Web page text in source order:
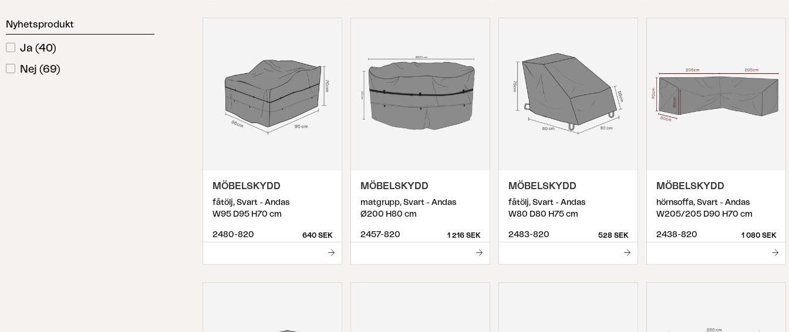
Solsäng(1)
Stapelstol
Utekök(
Nyhetsprodukt
Ja (40)
Nej (69)
MÖBELSKYDD
fåtölj, Svart - Andas
W95 D95 H70 cm
2480-820 640 SEK
MÖBELSKYDD
matgrupp, Svart - Andas
Ø200 H80 cm
2457-820 1 216 SEK
MÖBELSKYDD
fåtölj, Svart - Andas
W80 D80 H75 cm
2483-820 528 SEK
MÖBELSKYDD
hörnsoffa, Svart - Andas
W205/205 D90 H70 cm
2438-820 1 080 SEK